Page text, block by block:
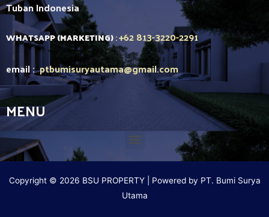
TubanIndonesia
WHATSAPP (MARKETING):+62 813-3220-2291
email :ptbumisuryautama@gmail.com
MENU
Copyright © 2026 BSU PROPERTY | Powered by PT. Bumi Surya
Utama